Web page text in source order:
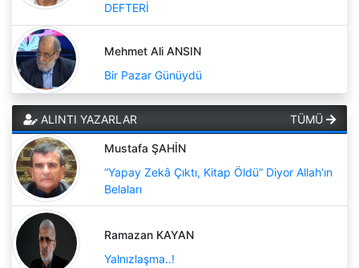
DEFTERİ
Mehmet Ali ANSIN
Bir Pazar Günüydü
ALINTI YAZARLAR TÜMÜ
Mustafa ŞAHİN
“Yapay Zekâ Çıktı, Kitap Öldü” Diyor Allah’ın
Belaları
Ramazan KAYAN
Yalnızlaşma..!